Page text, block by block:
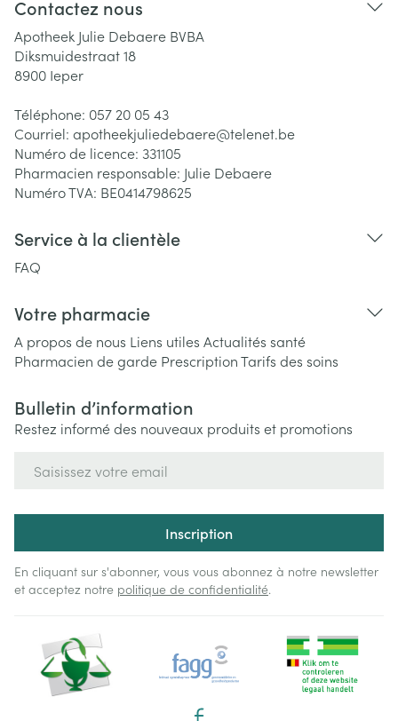
Contactez nous
Apotheek Julie Debaere BVBA
Diksmuidestraat 18
8900 Ieper
Téléphone: 057 20 05 43
Courriel: apotheekjuliedebaere@telenet.be
Numéro de licence: 331105
Pharmacien responsable: Julie Debaere
Numéro TVA: BE0414798625
Service à la clientèle
FAQ
Votre pharmacie
A propos de nous Liens utiles Actualités santé
Pharmacien de garde PrescriptionTarifs des soins
Bulletin d’information
Restez informé des nouveaux produits et promotions
Inscription
En cliquant sur s'abonner, vous vous abonnez à notre newsletter
et acceptez notre politique de confidentialité.